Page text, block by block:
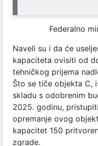
Federalno
Naveli su i da će
kapaciteta ovisiti od
tehničkog prijema
Što se tiče objekta C,
skladu s odobrenim
2025. godinu,
opremanje ovog
kapacitet 150
zgrade.